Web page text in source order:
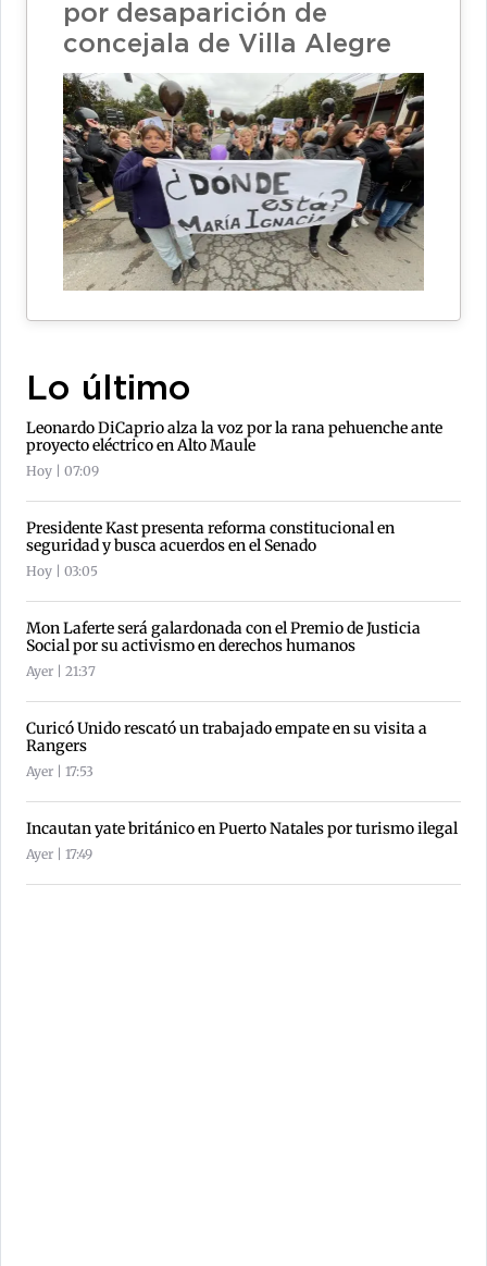
por desaparición de
concejala de Villa Alegre
Lo último
Leonardo DiCaprio alza la voz por la rana pehuenche ante
proyecto eléctrico en Alto Maule
Hoy | 07:09
Presidente Kast presenta reforma constitucional en
seguridad y busca acuerdos en el Senado
Hoy | 03:05
Mon Laferte será galardonada con el Premio de Justicia
Social por su activismo en derechos humanos
Ayer | 21:37
Curicó Unido rescató un trabajado empate en su visita a
Rangers
Ayer | 17:53
Incautan yate británico en Puerto Natales por turismo ilegal
Ayer | 17:49